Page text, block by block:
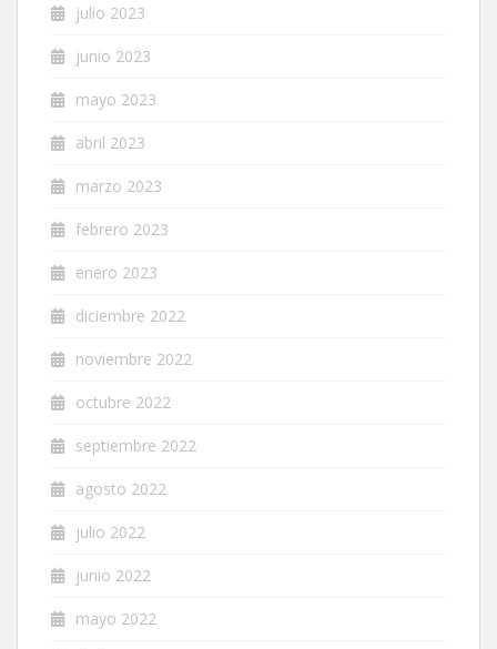
julio 2023
junio 2023
mayo 2023
abril 2023
marzo 2023
febrero 2023
enero 2023
diciembre 2022
noviembre 2022
octubre 2022
septiembre 2022
agosto 2022
julio 2022
junio 2022
mayo 2022